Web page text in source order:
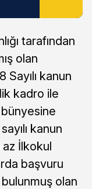
tarafından
olan
Sayılı kanun
kadro ile
bünyesine
kanun
az İlkokul
başvuru
olan